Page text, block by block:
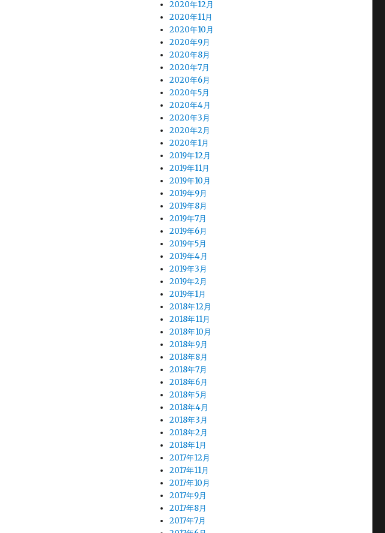
2020年12月
2020年11月
2020年10月
2020年9月
2020年8月
2020年7月
2020年6月
2020年5月
2020年4月
2020年3月
2020年2月
2020年1月
2019年12月
2019年11月
2019年10月
2019年9月
2019年8月
2019年7月
2019年6月
2019年5月
2019年4月
2019年3月
2019年2月
2019年1月
2018年12月
2018年11月
2018年10月
2018年9月
2018年8月
2018年7月
2018年6月
2018年5月
2018年4月
2018年3月
2018年2月
2018年1月
2017年12月
2017年11月
2017年10月
2017年9月
2017年8月
2017年7月